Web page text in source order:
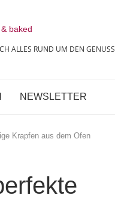
ALLES RUND UM DEN GENUSS
NEWSLETTER
Krapfen aus dem Ofen